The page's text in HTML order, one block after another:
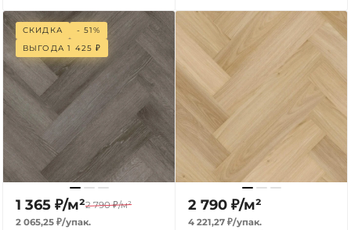
СКИДКА
- 51%
ВЫГОДА1 425 ₽
1 365 ₽/м²2 790 ₽/м²
2 065,25 ₽/упак.
2 790 ₽/м²
4 221,27 ₽/упак.